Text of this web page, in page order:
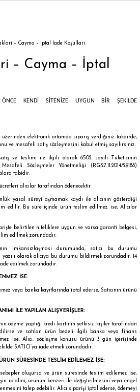
Diş Macunu
Beyazlatıcı Diş Macunu
Bütün Takma Kirpik
Bayan Ayakkabı
Takma Kirpik Yapıştırıcısı
Tekli Takma Kirpik Yapıştırıcısı
– Cayma – İptal İade Koşullari
– Cayma – İptal
ÖNCE KENDİ SİTENİZE UYGUN BİR ŞEKİLDE
üzerinden elektronik ortamda sipariş verdiğiniz takdirde,
ve mesafeli satış sözleşmesini kabul etmiş sayılırsınız.
ve teslimi ile ilgili olarak 6502 sayılı Tüketicinin
Sözleşmeler Yönetmeliği (RG:27.11.2014/29188)
tabidir.
alıcılar tarafından ödenecektir.
yasal süreyi aşmamak kaydı ile alıcının gösterdiği
edilir. Bu süre içinde ürün teslim edilmez ise, Alıcılar
belirtilen niteliklere uygun ve varsa garanti belgesi,
edilmek zorundadır.
imkansızlaşması durumunda, satıcı bu durumu
olarak alıcıya bu durumu bildirmek zorundadır. 14
edilmek zorundadır.
İSE:
veya banka kayıtlarında iptal ederse, Satıcının ürünü
İLE YAPILAN ALIŞVERİŞLER:
ödeme yaptığı kredi kartının yetkisiz kişiler tarafından
ve satılan ürün bedeli ilgili banka veya finans
ise, Alıcı, sözleşme konusu ürünü 3 gün içerisinde
SATICI’ya iade etmek zorundadır.
SÜRESİNDE TESLİM EDİLEMEZ İSE:
sebepler oluşursa ve ürün süresinde teslim edilemez ise,
iptalini, ürünün benzeri ile değiştirilmesini veya engel
talep edebilir. Alıcı siparişi iptal ederse; ödemeyi